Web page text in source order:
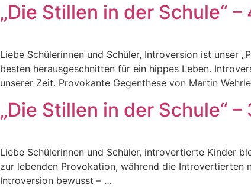
„Die Stillen in der Schule“
Liebe Schülerinnen und Schüler, Introversion ist unser
besten herausgeschnitten für ein hippes Leben.
unserer Zeit. Provokante Gegenthese von Martin
„Die Stillen in der Schule“
Liebe Schülerinnen und Schüler, introvertierte Kinder
zur lebenden Provokation, während die Introvertierten
Introversion bewusst – …